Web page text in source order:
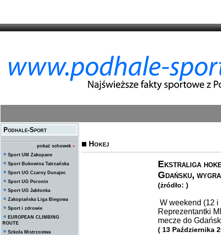
Podhale-Sport
pokaż schowek »
Sport UM Zakopane
Sport Bukowina Tatrzańska
Sport UG Czarny Dunajec
Sport UG Poronin
Sport UG Jabłonka
Zakopiańska Liga Biegowa
Sport i zdrowie
EUROPEAN CLIMBING
ROUTE
Szkoła Mistrzostwa
Hokej
Ekstraliga
Gdańsku,
(żródło: )
W weekend (12 i
Reprezentantki
mecze do
( 13 Października